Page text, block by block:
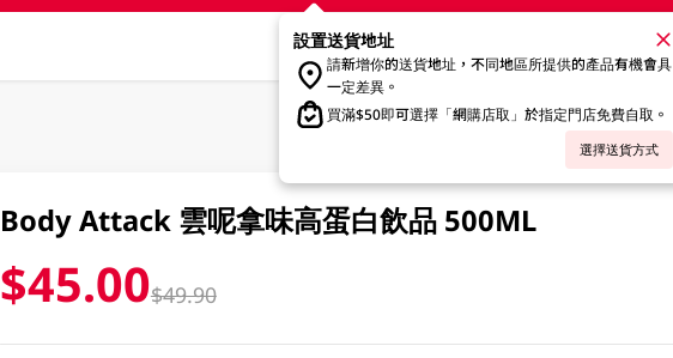
設置送貨地址
請新增你的送貨地址，不同地區所提供的產品有機會具
一定差異。
買滿$50即可選擇「網購店取」於指定門店免費自取。
選擇送貨方式
Body Attack 雲呢拿味高蛋白飲品 500ML
$45.00$49.90